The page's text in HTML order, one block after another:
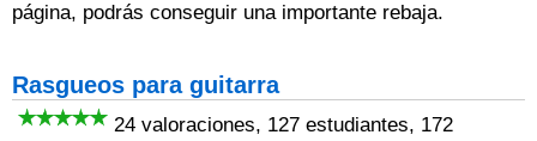
página, podrás conseguir una importante rebaja.
Rasgueos para guitarra
24 valoraciones, 127 estudiantes, 172